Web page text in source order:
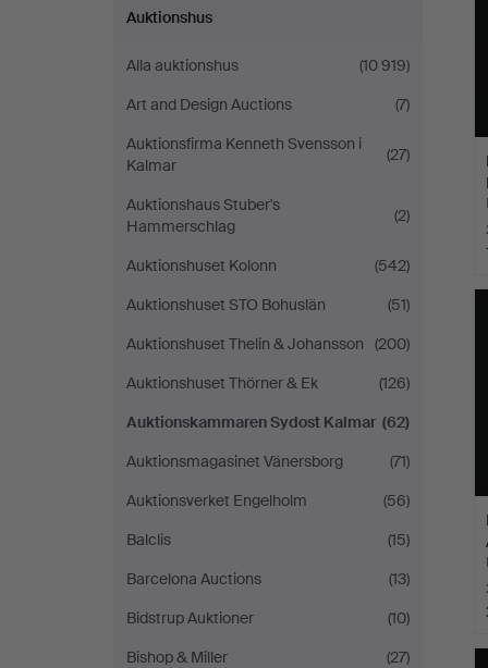
Auktionshus
Alla auktionshus
(10 919)
Art and Design Auctions
(7)
Auktionsfirma Kenneth Svensson i
Kalmar
(27)
Auktionshaus Stuber's
Hammerschlag
(2)
Auktionshuset Kolonn
(542)
Auktionshuset STO Bohuslän
(51)
Auktionshuset Thelin & Johansson
(200)
Auktionshuset Thörner & Ek
(126)
Auktionskammaren Sydost Kalmar (62)
Auktionsmagasinet Vänersborg
(71)
Auktionsverket Engelholm
(56)
Balclis
(15)
Barcelona Auctions
(13)
Bidstrup Auktioner
(10)
Bishop & Miller
(27)